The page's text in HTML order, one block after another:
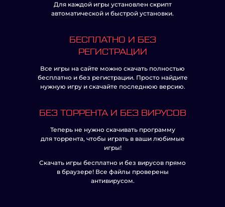
Для каждой игры установлен скрипт
автоматической и быстрой установки.
БЕСПЛАТНО И БЕЗ
РЕГИСТРАЦИИ
Все игры на сайте можно скачать полностью
бесплатно и без регистрации. Просто найдите
нужную игру и скачайте последнюю версию.
БЕЗ ТОРРЕНТА И БЕЗ ВИРУСОВ
Теперь не нужно скачивать программу
для торрента, чтобы играть в ваши любимые
игры!
Скачать игры бесплатно и без вирусов прямо
в браузере! Все файлы проверены
антивирусом.